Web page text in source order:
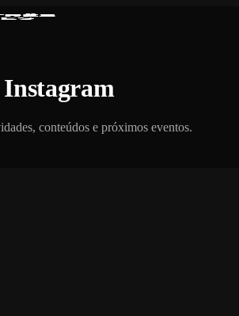
Instagram
conteúdos e próximos eventos.